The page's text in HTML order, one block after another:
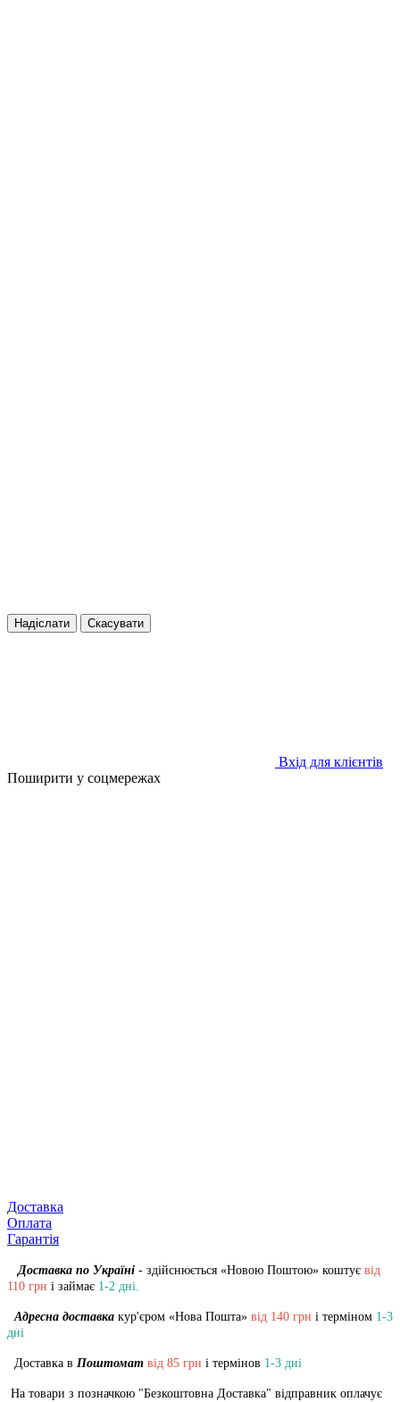
Надіслати Скасувати
Вхід для клієнтів
Поширити у соцмережах
Доставка
Оплата
Гарантія
Доставка по Україні - здійснюється «Новою Поштою» коштує від
110 грн і займає 1-2 дні.
Адресна доставка кур'єром «Нова Пошта» від 140 грн і терміном 1-3
дні
Доставка в Поштомат від 85 грн і термінов 1-3 дні
На товари з позначкою "Безкоштовна Доставка" відправник оплачує